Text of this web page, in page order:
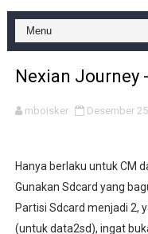
Nexian Journey
mboisker Desember
Hanya berlaku untuk CM
Gunakan Sdcard yang
Partisi Sdcard menjadi 2,
(untuk data2sd), ingat